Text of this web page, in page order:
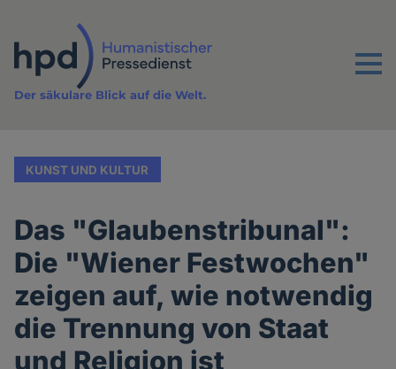
Inhalt
Menu
Der säkulare Blick auf die Welt.
KUNST UND KULTUR
Das "Glaubenstribunal":
Die "Wiener Festwochen"
zeigen auf, wie notwendig
die Trennung von Staat
und Religion ist